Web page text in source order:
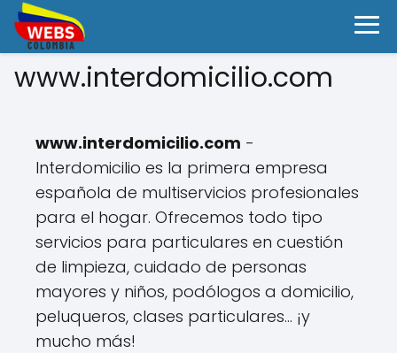
www.interdomicilio.com
www.interdomicilio.com -
Interdomicilio es la primera empresa
española de multiservicios profesionales
para el hogar. Ofrecemos todo tipo
servicios para particulares en cuestión
de limpieza, cuidado de personas
mayores y niños, podólogos a domicilio,
peluqueros, clases particulares… ¡y
mucho más!